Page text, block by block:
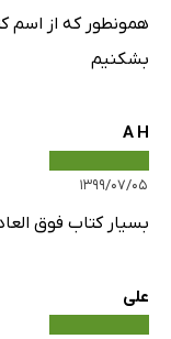
همونطور که از اسم
بشکنیم
A H
۱۳۹۹/۰۷/۰۵
بسیار کتاب فوق
علی